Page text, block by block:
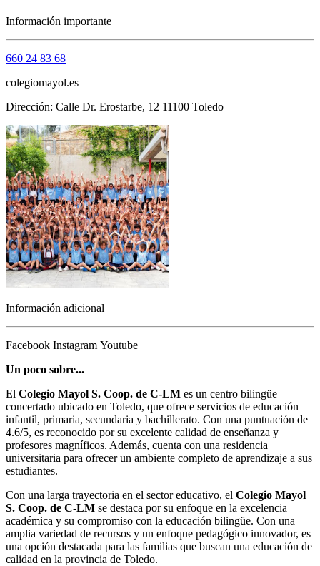
Información importante
660 24 83 68
colegiomayol.es
Dirección: Calle Dr. Erostarbe, 12 11100 Toledo
Información adicional
Facebook Instagram Youtube
Un poco sobre...
El Colegio Mayol S. Coop. de C-LM es un centro bilingüe
concertado ubicado en Toledo, que ofrece servicios de educación
infantil, primaria, secundaria y bachillerato. Con una puntuación de
4.6/5, es reconocido por su excelente calidad de enseñanza y
profesores magníficos. Además, cuenta con una residencia
universitaria para ofrecer un ambiente completo de aprendizaje a sus
estudiantes.
Con una larga trayectoria en el sector educativo, el Colegio Mayol
S. Coop. de C-LM se destaca por su enfoque en la excelencia
académica y su compromiso con la educación bilingüe. Con una
amplia variedad de recursos y un enfoque pedagógico innovador, es
una opción destacada para las familias que buscan una educación de
calidad en la provincia de Toledo.